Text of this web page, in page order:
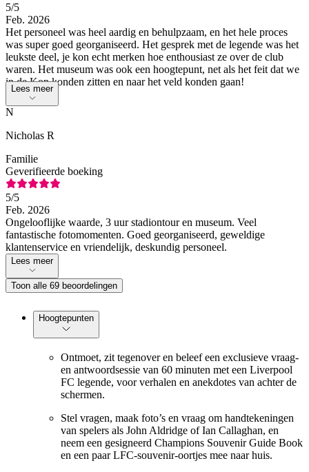
5/5
Feb. 2026
Het personeel was heel aardig en behulpzaam, en het hele proces
was super goed georganiseerd. Het gesprek met de legende was het
leukste deel, je kon echt merken hoe enthousiast ze over de club
waren. Het museum was ook een hoogtepunt, net als het feit dat we
in de Kop konden zitten en naar het veld konden gaan!
Lees meer
N
Nicholas R
Familie
Geverifieerde boeking
5/5
Feb. 2026
Ongelooflijke waarde, 3 uur stadiontour en museum. Veel
fantastische fotomomenten. Goed georganiseerd, geweldige
klantenservice en vriendelijk, deskundig personeel.
Lees meer
Toon alle 69 beoordelingen
Hoogtepunten
Ontmoet, zit tegenover en beleef een exclusieve vraag-
en antwoordsessie van 60 minuten met een Liverpool
FC legende, voor verhalen en anekdotes van achter de
schermen.
Stel vragen, maak foto’s en vraag om handtekeningen
van spelers als John Aldridge of Ian Callaghan, en
neem een gesigneerd Champions Souvenir Guide Book
en een paar LFC-souvenir-oortjes mee naar huis.